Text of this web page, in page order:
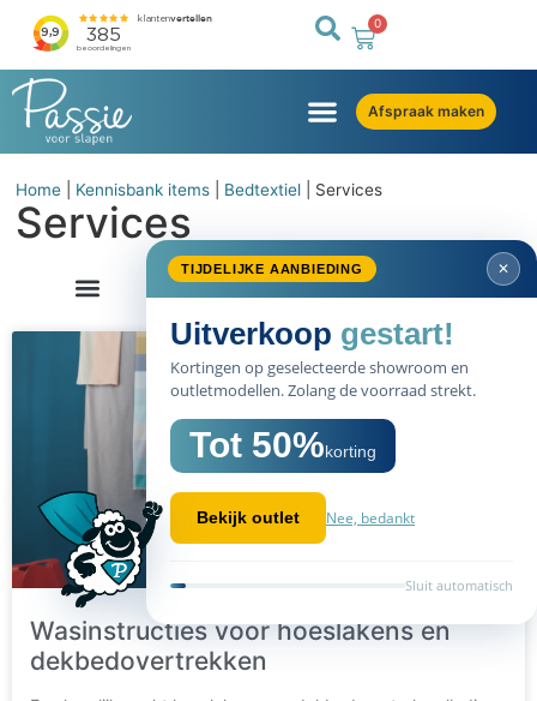
0
Afspraak maken
TIJDELIJKE AANBIEDING ✕
Uitverkoop gestart!
Kortingen op geselecteerde showroom en
outletmodellen. Zolang de voorraad strekt.
Tot 50%korting
Bekijk outlet Nee, bedankt
Sluit automatisch
Home Kennisbank items Bedtextiel Services
Services
Wasinstructies voor hoeslakens en
dekbedovertrekken